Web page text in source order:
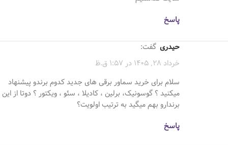
پاسخ
حیدری گفت:
خرداد 28, 1405 در 1:57 ق.ظ
سلام برای خرید سماور برقی های جدید کدوم برندو پیشنهاد
میکنید ؟ گوسونیک، برلین ، کادیلا ، سئو ، ویکتور ؟ دوتا از این
برندارو بهم میگید به ترتیب اولویت؟
پاسخ